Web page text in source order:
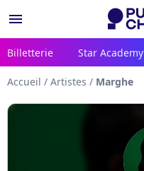
menu
Billetterie Star Academy
Accueil / Artistes / Marghe